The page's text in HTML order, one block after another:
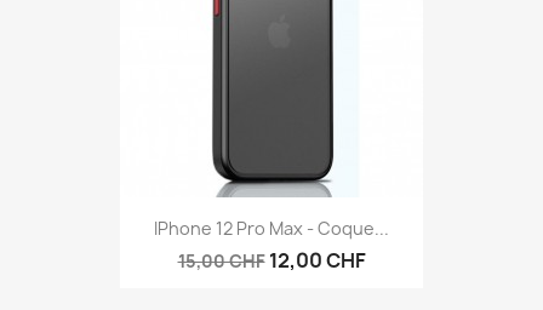
IPhone 12 Pro Max - Coque...
15,00 CHF 12,00 CHF